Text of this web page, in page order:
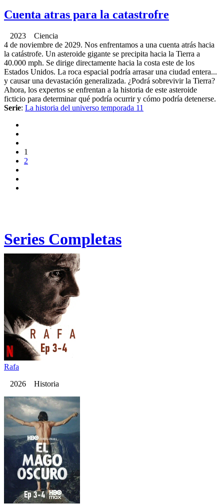
Cuenta atras para la catastrofre
2023 Ciencia
4 de noviembre de 2029. Nos enfrentamos a una cuenta atrás hacia
la catástrofe. Un asteroide gigante se precipita hacia la Tierra a
40.000 mph. Se dirige directamente hacia la costa este de los
Estados Unidos. La roca espacial podría arrasar una ciudad entera...
y causar una devastación generalizada. ¿Podrá sobrevivir la Tierra?
Ahora, los expertos se enfrentan a la historia de este asteroide
ficticio para determinar qué podría ocurrir y cómo podría detenerse.
Serie: La historia del universo temporada 11
1
2
Series Completas
Rafa
2026 Historia